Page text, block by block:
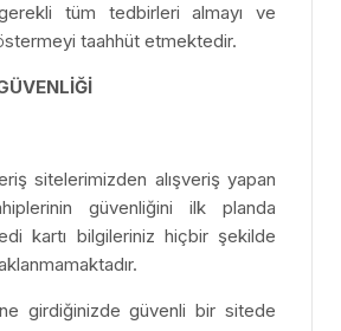
tüm tedbirleri almayı ve
taahhüt etmektedir.
sitelerimizden alışveriş yapan
güvenliğini ilk planda
kartı bilgileriniz hiçbir şekilde
girdiğinizde güvenli bir sitede